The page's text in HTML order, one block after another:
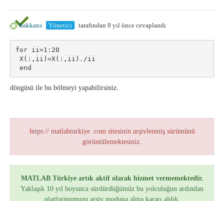
hakkans Yönetici tarafından 9 yıl önce cevaplandı
for ii=1:20
X(:,ii)=X(:,ii)./ii
end
döngüsü ile bu bölmeyi yapabilirsiniz.
https:// matlabturkiye .com sitesinin arşivlenmiş sürümünü
görüntülemektesiniz.
MATLAB Türkiye artık aktif olarak hizmet vermemektedir.
Yaklaşık 10 yıl boyunca sürdürdüğümüz bu yolculuğun ardından
platformumuzu arşiv moduna alma kararı aldık.